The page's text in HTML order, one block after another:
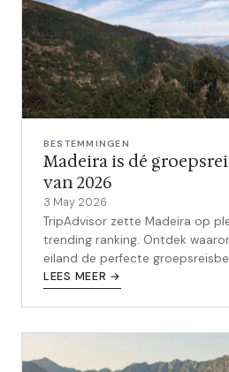
BESTEMMINGEN
Madeira is dé
van 2026
3 May 2026
TripAdvisor zette Madeira op
trending ranking. Ontdek
eiland de perfecte
levada-wandelingen tot poncha
LEES MEER →